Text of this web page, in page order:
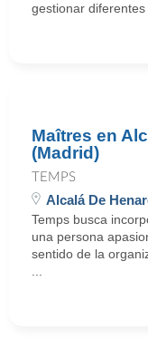
gestionar diferentes
Maîtres en
(Madrid)
TEMPS
Alcalá De
Temps busca
una persona
sentido de la